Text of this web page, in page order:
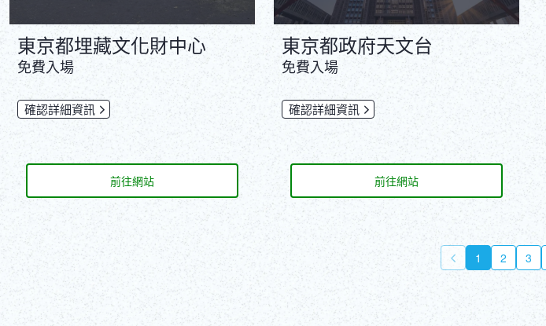
東京都埋藏文化財中心
免費入場
確認詳細資訊
前往網站
東京都政府天文台
免費入場
確認詳細資訊
前往網站
1 2 3